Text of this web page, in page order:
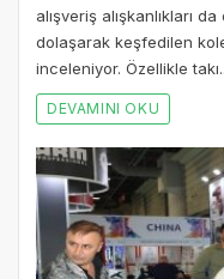
alışveriş alışkanlıkları
dolaşarak keşfedilen
inceleniyor. Özellikle
DEVAMINI OKU